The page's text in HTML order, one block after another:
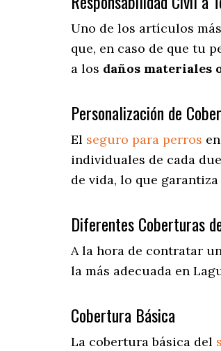
Uno de los artículos
que, en caso de que tu
a los daños materiales
Personalización de
El seguro para perros en
individuales de cada
de vida, lo que
Diferentes Coberturas
A la hora de contratar
la más adecuada en
Cobertura Básica
La cobertura básica del